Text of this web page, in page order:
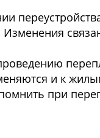
и к
при